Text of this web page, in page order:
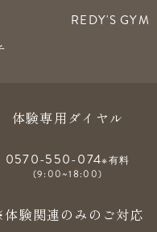
REDY'S GYM
体験専用ダイヤル
0570-550-074※有料
(9:00~18:00)
験関連のみのご対応